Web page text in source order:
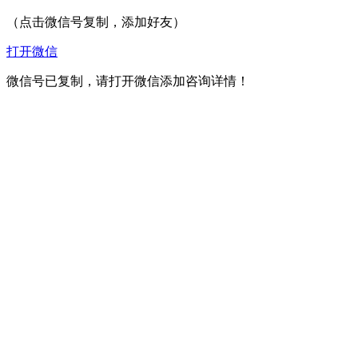
（点击微信号复制，添加好友）
打开微信
微信号已复制，请打开微信添加咨询详情！